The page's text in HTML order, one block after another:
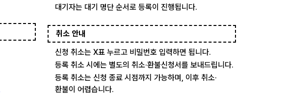
대기자는 대기 명단 순서로 등록이 진행됩니다.
취소 안내
신청 취소는 X표 누르고 비밀번호 입력하면 됩니다.
등록 취소 시에는 별도의 취소·환불신청서를 보내드립니다.
등록 취소는 신청 종료 시점까지 가능하며, 이후 취소·
환불이 어렵습니다.